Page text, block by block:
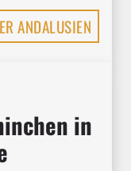
ANDALUSIEN
in